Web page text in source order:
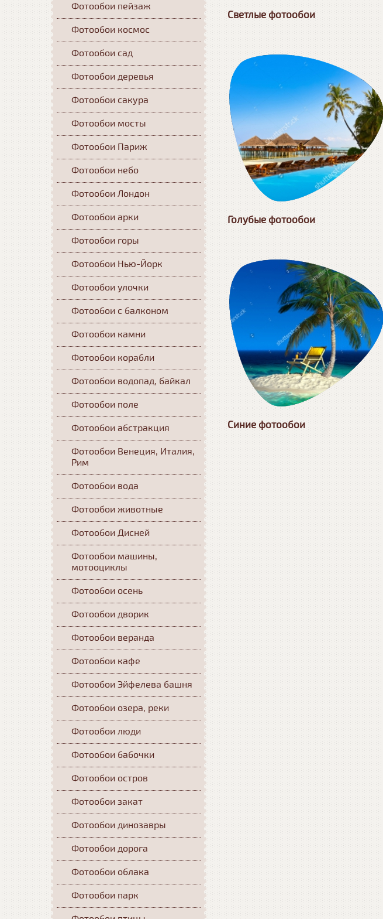
Светлые фотообои
Голубые фотообои
Синие фотообои
Фотообои пейзаж
Фотообои космос
Фотообои сад
Фотообои деревья
Фотообои сакура
Фотообои мосты
Фотообои Париж
Фотообои небо
Фотообои Лондон
Фотообои арки
Фотообои горы
Фотообои Нью-Йорк
Фотообои улочки
Фотообои с балконом
Фотообои камни
Фотообои корабли
Фотообои водопад, байкал
Фотообои поле
Фотообои абстракция
Фотообои Венеция, Италия,
Рим
Фотообои вода
Фотообои животные
Фотообои Дисней
Фотообои машины,
мотооциклы
Фотообои осень
Фотообои дворик
Фотообои веранда
Фотообои кафе
Фотообои Эйфелева башня
Фотообои озера, реки
Фотообои люди
Фотообои бабочки
Фотообои остров
Фотообои закат
Фотообои динозавры
Фотообои дорога
Фотообои облака
Фотообои парк